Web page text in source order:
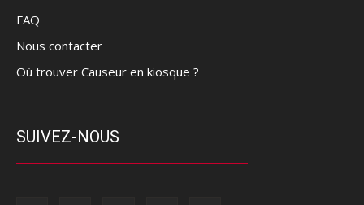
FAQ
Nous contacter
Où trouver Causeur en kiosque ?
SUIVEZ-NOUS